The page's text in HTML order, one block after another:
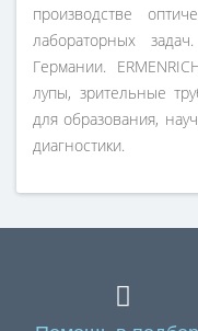
производстве
лабораторных
Германии.
лупы, зрительные
для образования,
диагностики.